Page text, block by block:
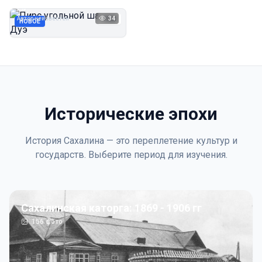
НОВОЕ 1923
Автор неизвестен 34
Исторические эпохи
История Сахалина — это переплетение культур и
государств. Выберите период для изучения.
Сахалинская каторга: 1869 - 1906 гг
156фото